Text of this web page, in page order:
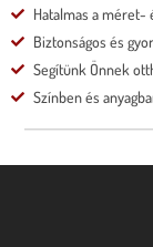
Hatalmas a méret-
Biztonságos és
Segítünk Önnek
Színben és